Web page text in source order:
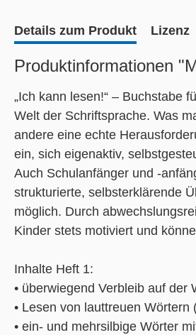
Details zum Produkt Lizenz
Produktinformationen
„Ich kann lesen!“ – Buchstabe
Welt der Schriftsprache. Was
andere eine echte
ein, sich eigenaktiv,
Auch Schulanfänger und -
strukturierte, selbsterklärende
möglich. Durch
Kinder stets motiviert und
Inhalte Heft 1:
• überwiegend Verbleib auf der
• Lesen von lauttreuen
• ein- und mehrsilbige Wörter